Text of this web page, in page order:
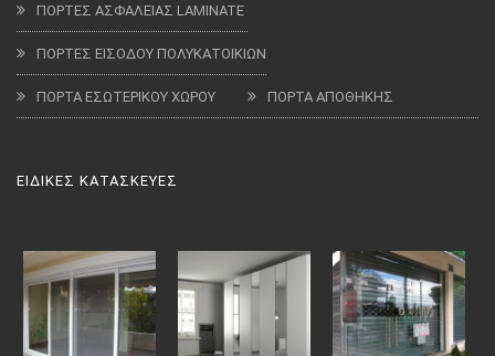
ΠΟΡΤΕΣ ΑΣΦΑΛΕΙΑΣ LAMINATE
ΠΟΡΤΕΣ ΕΙΣΟΔΟΥ ΠΟΛΥΚΑΤΟΙΚΙΩΝ
ΠΟΡΤΑ ΕΣΩΤΕΡΙΚΟΥ ΧΩΡΟΥ ΠΟΡΤΑ ΑΠΟΘΗΚΗΣ
ΕΙΔΙΚΕΣ ΚΑΤΑΣΚΕΥΕΣ